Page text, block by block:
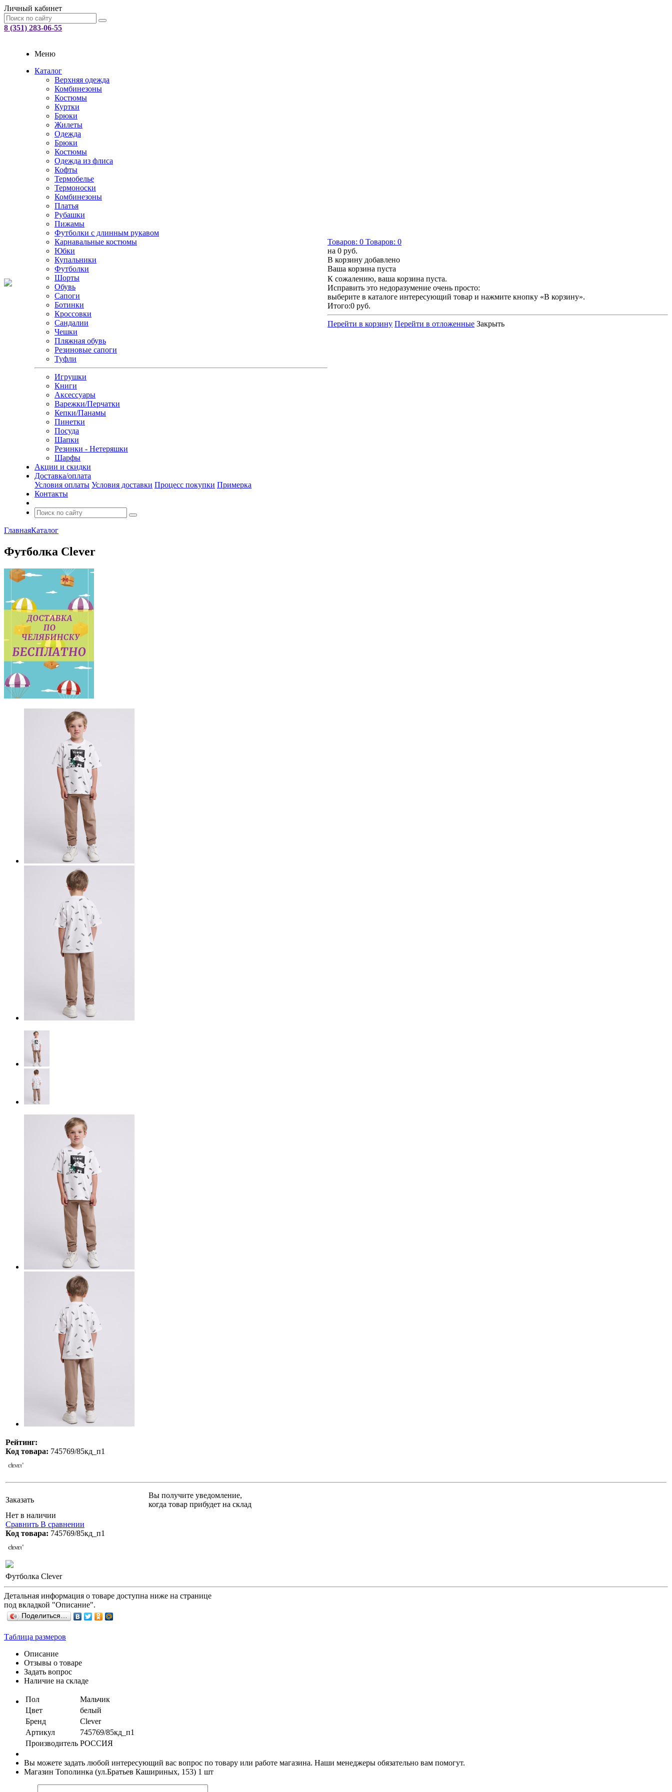
Личный кабинет
8 (351) 283-06-55
Меню
Каталог
Верхняя одежда
Комбинезоны
Костюмы
Куртки
Брюки
Жилеты
Одежда
Брюки
Костюмы
Одежда из флиса
Кофты
Термобелье
Термоноски
Комбинезоны
Платья
Рубашки
Пижамы
Футболки с длинным рукавом
Карнавальные костюмы
Юбки
Купальники
Футболки
Шорты
Обувь
Сапоги
Ботинки
Кроссовки
Сандалии
Чешки
Пляжная обувь
Резиновые сапоги
Туфли
Игрушки
Книги
Аксессуары
Варежки/Перчатки
Кепки/Панамы
Пинетки
Посуда
Шапки
Резинки - Нетеряшки
Шарфы
Акции и скидки
Доставка/оплата
Условия оплаты Условия доставки Процесс покупки Примерка
Контакты
Товаров: 0 Товаров: 0
на 0 руб.
В корзину добавлено
Ваша корзина пуста
К сожалению, ваша корзина пуста.
Исправить это недоразумение очень просто:
выберите в каталоге интересующий товар и нажмите кнопку «В корзину».
Итого:0 руб.
Перейти в корзину Перейти в отложенные Закрыть
ГлавнаяКаталог
Футболка Clever
Рейтинг:
Код товара: 745769/85кд_п1
Заказать
Вы получите уведомление,
когда товар прибудет на склад
Нет в наличии
Сравнить В сравнении
Код товара: 745769/85кд_п1
Футболка Clever
Детальная информация о товаре доступна ниже на странице
под вкладкой "Описание".
Поделиться…
Таблица размеров
Описание
Отзывы о товаре
Задать вопрос
Наличие на складе
Пол
Мальчик
Цвет
белый
Бренд
Clever
Артикул
745769/85кд_п1
Производитель РОССИЯ
Вы можете задать любой интересующий вас вопрос по товару или работе магазина. Наши менеджеры обязательно вам помогут.
Магазин Тополинка (ул.Братьев Кашириных, 153) 1 шт